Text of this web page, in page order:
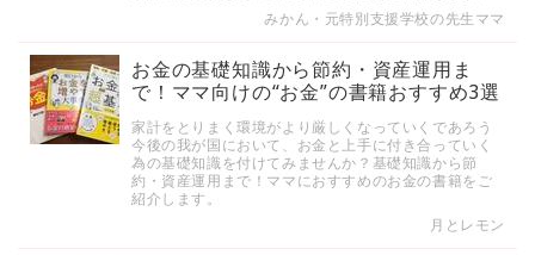
みかん・元特別支援学校の先生ママ
お金の基礎知識から節約・資産運用ま
で！ママ向けの“お金”の書籍おすすめ3選
家計をとりまく環境がより厳しくなっていくであろう
今後の我が国において、お金と上手に付き合っていく
為の基礎知識を付けてみませんか？基礎知識から節
約・資産運用まで！ママにおすすめのお金の書籍をご
紹介します。
月とレモン